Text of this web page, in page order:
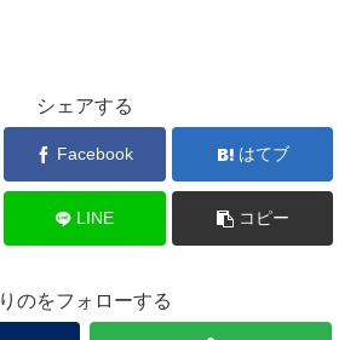
シェアする
Facebook はてブ
LINE コピー
りのをフォローする